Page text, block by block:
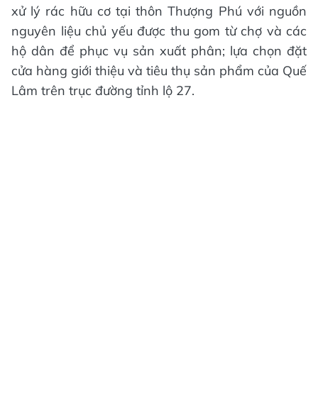
xử lý rác hữu cơ tại thôn Thượng Phú với nguồn
nguyên liệu chủ yếu được thu gom từ chợ và các
hộ dân để phục vụ sản xuất phân; lựa chọn đặt
cửa hàng giới thiệu và tiêu thụ sản phẩm của Quế
Lâm trên trục đường tỉnh lộ 27.